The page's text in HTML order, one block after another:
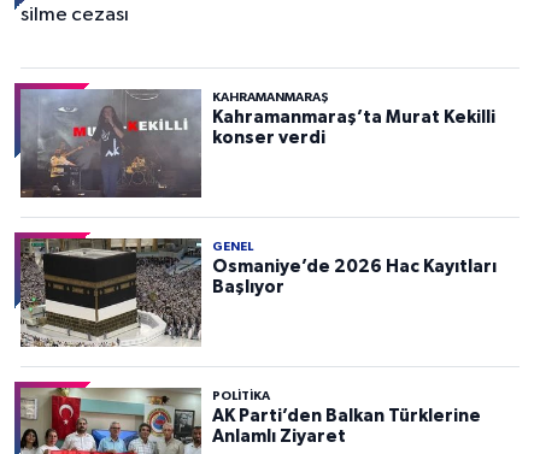
KAHRAMANMARAŞ
Kahramanmaraş’ta Murat Kekilli
konser verdi
GENEL
Osmaniye’de 2026 Hac Kayıtları
Başlıyor
POLITIKA
AK Parti’den Balkan Türklerine
Anlamlı Ziyaret